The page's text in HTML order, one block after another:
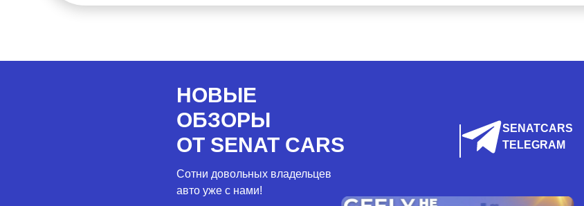
НОВЫЕ
ОБЗОРЫ
ОТ SENAT CARS
Сотни довольных владельцев
авто уже с нами!
SENATCARS
TELEGRAM